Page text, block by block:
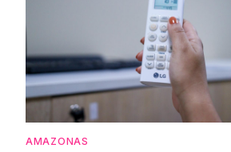
AMAZONAS